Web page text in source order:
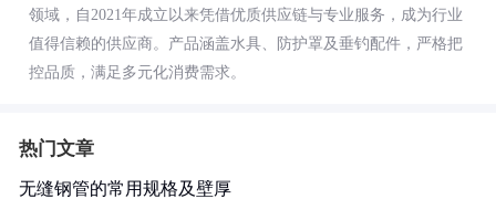
领域，自2021年成立以来凭借优质供应链与专业服务，成为行业
值得信赖的供应商。产品涵盖水具、防护罩及垂钓配件，严格把
控品质，满足多元化消费需求。
热门文章
无缝钢管的常用规格及壁厚